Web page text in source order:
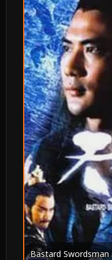
Bastard Swordsman